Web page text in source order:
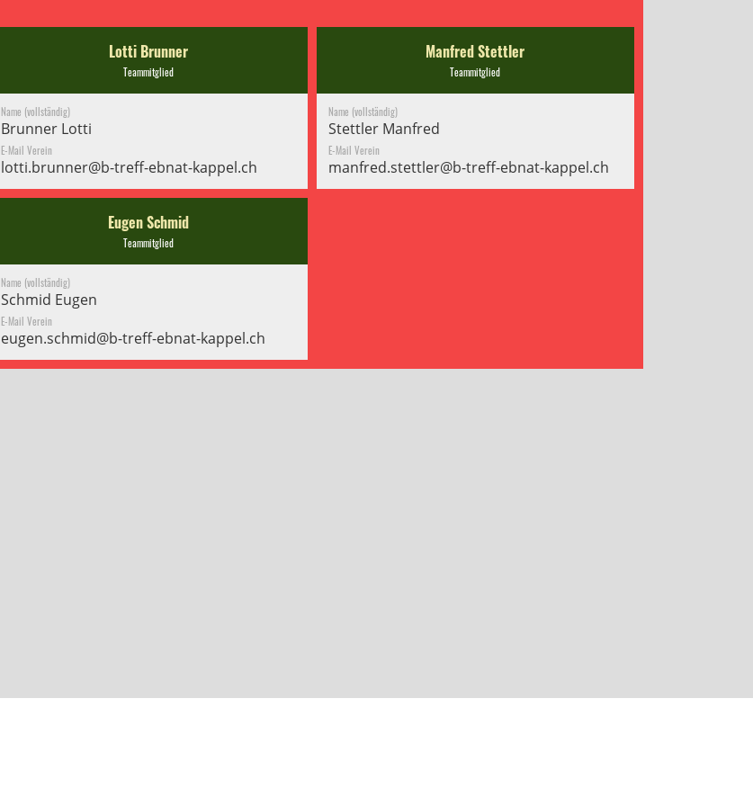
Lotti Brunner
Teammitglied
Name (vollständig)
Brunner Lotti
E-Mail Verein
lotti.brunner@b-treff-ebnat-kappel.ch
Manfred Stettler
Teammitglied
Name (vollständig)
Stettler Manfred
E-Mail Verein
manfred.stettler@b-treff-ebnat-kappel.ch
Eugen Schmid
Teammitglied
Name (vollständig)
Schmid Eugen
E-Mail Verein
eugen.schmid@b-treff-ebnat-kappel.ch